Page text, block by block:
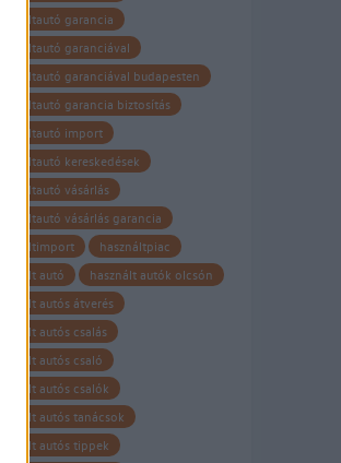
garancia
garanciával
garanciával budapesten
garancia biztosítás
import
kereskedések
vásárlás
vásárlás garancia
használtpiac
autó
használt autók olcsón
autós átverés
autós csalás
autós csaló
autós csalók
autós tanácsok
autós tippek